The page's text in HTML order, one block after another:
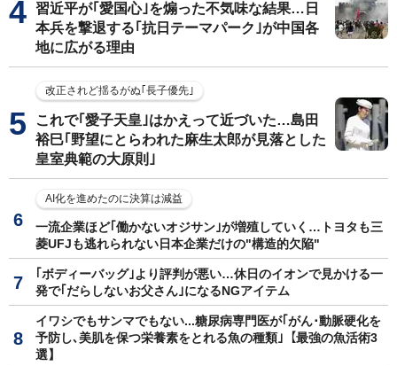
習近平が｢愛国心｣を煽った不気味な結果…日
本兵を撃退する｢抗日テーマパーク｣が中国各
地に広がる理由
改正されど揺るがぬ｢長子優先｣
これで｢愛子天皇｣はかえって近づいた…島田
裕巳｢野望にとらわれた麻生太郎が見落とした
皇室典範の大原則｣
AI化を進めたのに決算は減益
一流企業ほど｢働かないオジサン｣が増殖していく…トヨタも三
菱UFJも逃れられない日本企業だけの"構造的欠陥"
｢ボディーバッグ｣より評判が悪い…休日のイオンで見かける一
発で｢だらしないお父さん｣になるNGアイテム
イワシでもサンマでもない...糖尿病専門医が｢がん･動脈硬化を
予防し､美肌を保つ栄養素をとれる魚の種類｣【最強の魚活術3
選】